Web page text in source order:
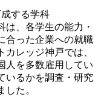
する学科
は、各学生の能力・
合った企業への就職
レッジ神戸では、
人を多数雇用してい
いるかを調査・研究
した。